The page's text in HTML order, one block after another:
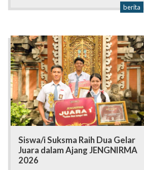
berita
Siswa/i Suksma Raih Dua Gelar
Juara dalam Ajang JENGNIRMA
2026